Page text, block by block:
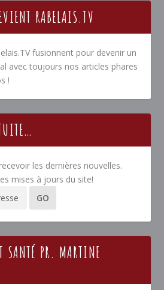
RABELAIS.TV
fusionnent pour devenir un
avec toujours nos articles phares
!
les dernières nouvelles.
mises à jours du site!
SANTÉ PR. MARTINE